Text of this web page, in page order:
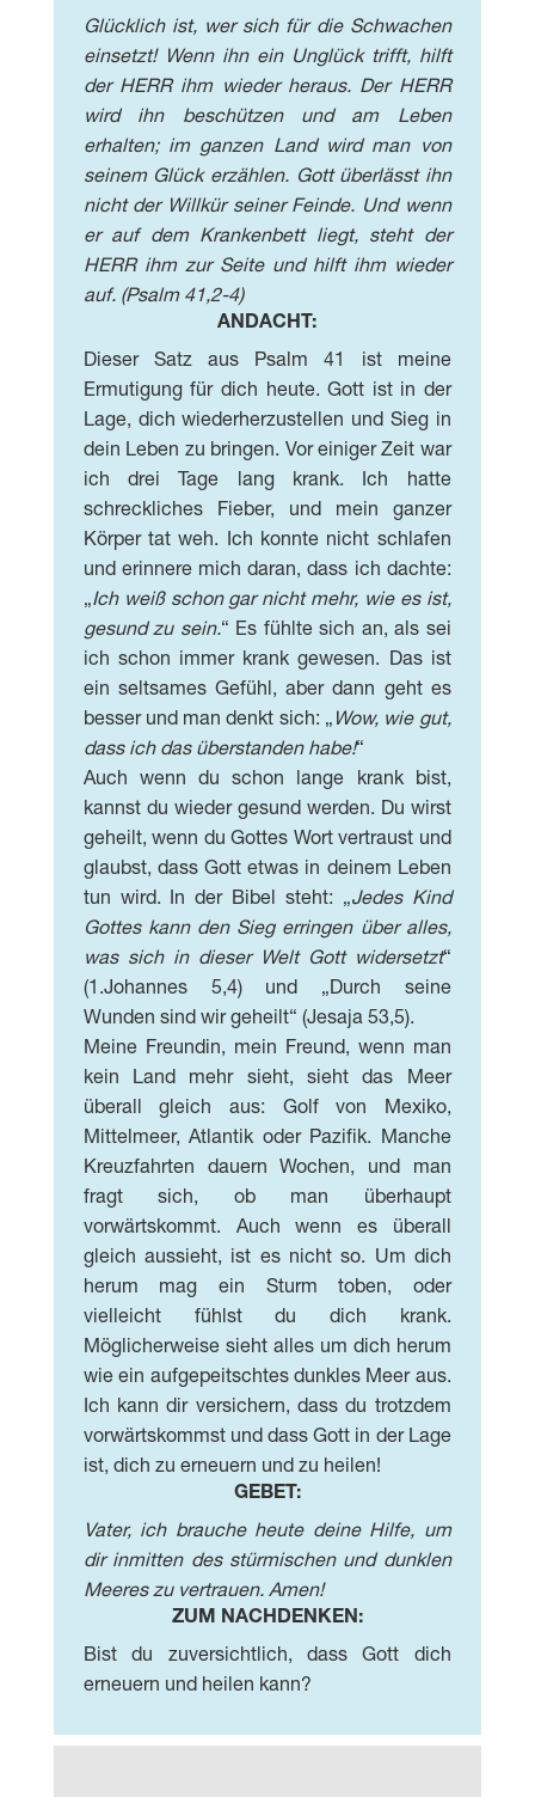
Glücklich ist, wer sich für die Schwachen
einsetzt! Wenn ihn ein Unglück trifft, hilft
der HERR ihm wieder heraus. Der HERR
wird ihn beschützen und am Leben
erhalten; im ganzen Land wird man von
seinem Glück erzählen. Gott überlässt ihn
nicht der Willkür seiner Feinde. Und wenn
er auf dem Krankenbett liegt, steht der
HERR ihm zur Seite und hilft ihm wieder
auf. (Psalm 41,2-4)
ANDACHT:
Dieser Satz aus Psalm 41 ist meine
Ermutigung für dich heute. Gott ist in der
Lage, dich wiederherzustellen und Sieg in
dein Leben zu bringen. Vor einiger Zeit war
ich drei Tage lang krank. Ich hatte
schreckliches Fieber, und mein ganzer
Körper tat weh. Ich konnte nicht schlafen
und erinnere mich daran, dass ich dachte:
„Ich weiß schon gar nicht mehr, wie es ist,
gesund zu sein.“ Es fühlte sich an, als sei
ich schon immer krank gewesen. Das ist
ein seltsames Gefühl, aber dann geht es
besser und man denkt sich: „ Wow, wie gut,
dass ich das überstanden habe!“
Auch wenn du schon lange krank bist,
kannst du wieder gesund werden. Du wirst
geheilt, wenn du Gottes Wort vertraust und
glaubst, dass Gott etwas in deinem Leben
tun wird. In der Bibel steht: „Jedes Kind
Gottes kann den Sieg erringen über alles,
was sich in dieser Welt Gott widersetzt“
(1.Johannes 5,4) und „Durch seine
Wunden sind wir geheilt“ (Jesaja 53,5).
Meine Freundin, mein Freund, wenn man
kein Land mehr sieht, sieht das Meer
überall gleich aus: Golf von Mexiko,
Mittelmeer, Atlantik oder Pazifik. Manche
Kreuzfahrten dauern Wochen, und man
fragt sich, ob man überhaupt
vorwärtskommt. Auch wenn es überall
gleich aussieht, ist es nicht so. Um dich
herum mag ein Sturm toben, oder
vielleicht fühlst du dich krank.
Möglicherweise sieht alles um dich herum
wie ein aufgepeitschtes dunkles Meer aus.
Ich kann dir versichern, dass du trotzdem
vorwärtskommst und dass Gott in der Lage
ist, dich zu erneuern und zu heilen!
GEBET:
Vater, ich brauche heute deine Hilfe, um
dir inmitten des stürmischen und dunklen
Meeres zu vertrauen. Amen!
ZUM NACHDENKEN:
Bist du zuversichtlich, dass Gott dich
erneuern und heilen kann?